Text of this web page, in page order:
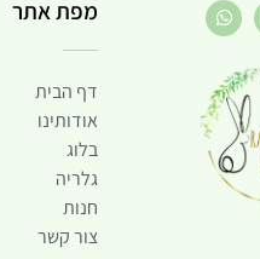
מפת אתר
דף הבית
אודותינו
בלוג
גלריה
חנות
צור קשר